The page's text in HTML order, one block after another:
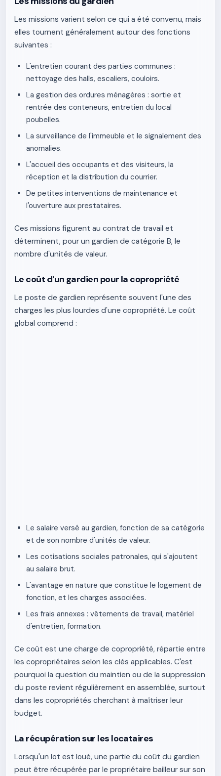
Les missions varient selon ce qui a été convenu, mais
elles tournent généralement autour des fonctions
suivantes :
L'entretien courant des parties communes :
nettoyage des halls, escaliers, couloirs.
La gestion des ordures ménagères : sortie et
rentrée des conteneurs, entretien du local
poubelles.
La surveillance de l'immeuble et le signalement des
anomalies.
L'accueil des occupants et des visiteurs, la
réception et la distribution du courrier.
De petites interventions de maintenance et
l'ouverture aux prestataires.
Ces missions figurent au contrat de travail et
déterminent, pour un gardien de catégorie B, le
nombre d'unités de valeur.
Le coût d'un gardien pour la copropriété
Le poste de gardien représente souvent l'une des
charges les plus lourdes d'une copropriété. Le coût
global comprend :
Le salaire versé au gardien, fonction de sa catégorie
et de son nombre d'unités de valeur.
Les cotisations sociales patronales, qui s'ajoutent
au salaire brut.
L'avantage en nature que constitue le logement de
fonction, et les charges associées.
Les frais annexes : vêtements de travail, matériel
d'entretien, formation.
Ce coût est une charge de copropriété, répartie entre
les copropriétaires selon les clés applicables. C'est
pourquoi la question du maintien ou de la suppression
du poste revient régulièrement en assemblée, surtout
dans les copropriétés cherchant à maîtriser leur
budget.
La récupération sur les locataires
Lorsqu'un lot est loué, une partie du coût du gardien
peut être récupérée par le propriétaire bailleur sur son